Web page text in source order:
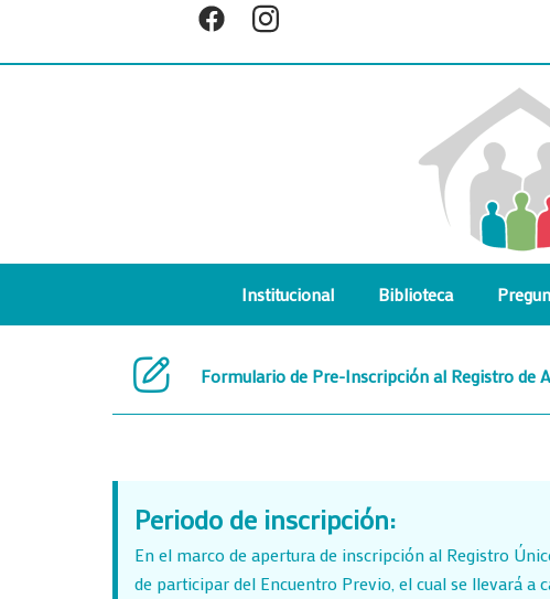
contenido
Institucional Biblioteca
Formulario de Pre-Inscripción al Registro de
Periodo de inscripción:
En el marco de apertura de inscripción al Registro
de participar del Encuentro Previo, el cual se llevará a